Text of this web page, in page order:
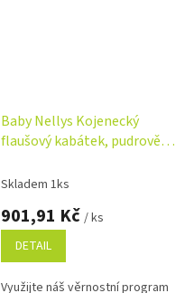
Baby Nellys Kojenecký
flaušový kabátek, pudrově
Skladem 1ks
901,91 Kč / ks
DETAIL
Využijte náš věrnostní program